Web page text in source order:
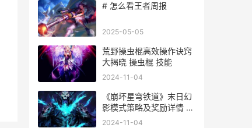
# 怎么看王者周报
2025-05-05
荒野操虫棍高效操作诀窍
大揭晓 操虫棍 技能
2024-11-04
《崩坏星穹铁道》末日幻
影模式策略及奖励详情 崩
坏星穹铁道网页版
2024-11-04